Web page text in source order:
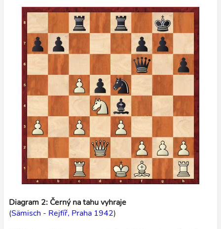
Diagram 2: Černý na tahu vyhraje
(Sämisch - Rejfíř, Praha 1942)